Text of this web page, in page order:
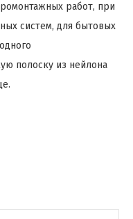
работ, при
систем, для бытовых
полоску из нейлона